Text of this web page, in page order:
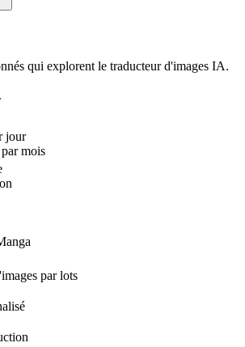
qui explorent le traducteur d'images IA.
jour
mois
par lots